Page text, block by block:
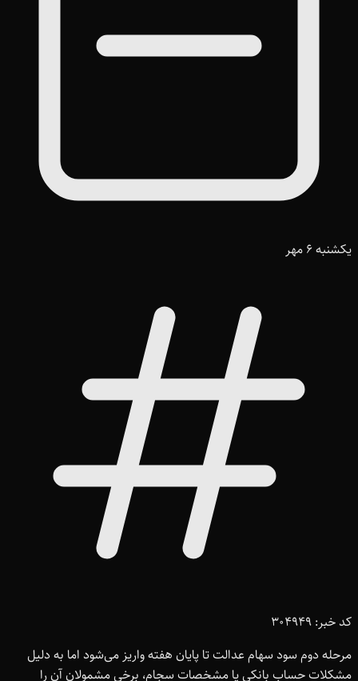
یکشنبه 6 مهر
کد خبر: 304949
مرحله دوم سود سهام عدالت تا پایان هفته واریز می‌شود اما به دلیل
مشکلات حساب بانکی یا مشخصات سجام، برخی مشمولان آن را